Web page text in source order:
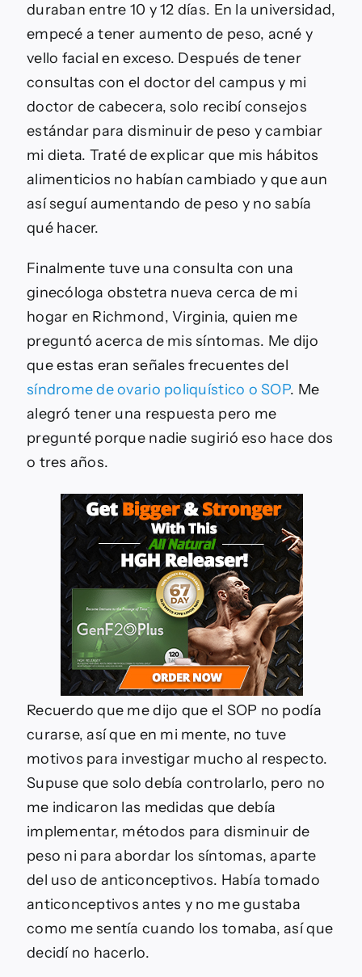
duraban entre 10 y 12 días. En la universidad,
empecé a tener aumento de peso, acné y
vello facial en exceso. Después de tener
consultas con el doctor del campus y mi
doctor de cabecera, solo recibí consejos
estándar para disminuir de peso y cambiar
mi dieta. Traté de explicar que mis hábitos
alimenticios no habían cambiado y que aun
así seguí aumentando de peso y no sabía
qué hacer.
Finalmente tuve una consulta con una
ginecóloga obstetra nueva cerca de mi
hogar en Richmond, Virginia, quien me
preguntó acerca de mis síntomas. Me dijo
que estas eran señales frecuentes del
síndrome de ovario poliquístico o SOP. Me
alegró tener una respuesta pero me
pregunté porque nadie sugirió eso hace dos
o tres años.
Recuerdo que me dijo que el SOP no podía
curarse, así que en mi mente, no tuve
motivos para investigar mucho al respecto.
Supuse que solo debía controlarlo, pero no
me indicaron las medidas que debía
implementar, métodos para disminuir de
peso ni para abordar los síntomas, aparte
del uso de anticonceptivos. Había tomado
anticonceptivos antes y no me gustaba
como me sentía cuando los tomaba, así que
decidí no hacerlo.